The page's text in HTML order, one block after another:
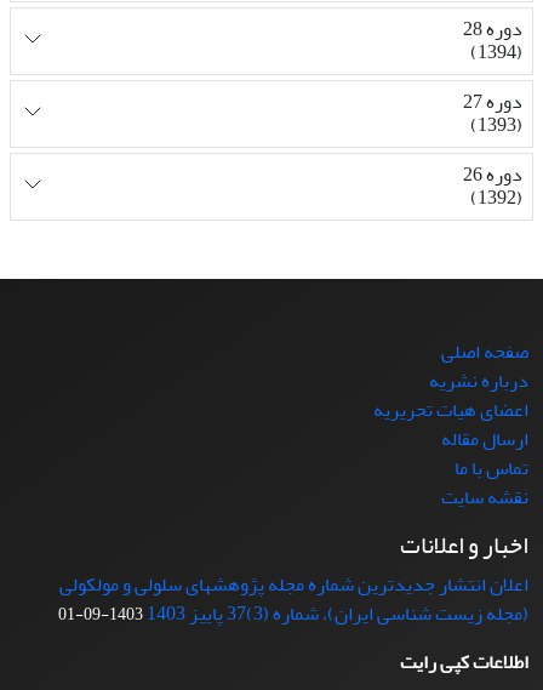
دوره 28
(1394)
دوره 27
(1393)
دوره 26
(1392)
صفحه اصلی
درباره نشریه
اعضای هیات تحریریه
ارسال مقاله
تماس با ما
نقشه سایت
اخبار و اعلانات
اعلان انتشار جدیدترین شماره مجله پژوهشهای سلولی و مولکولی
(مجله زیست شناسی ایران)، شماره (3)37 پاییز 1403
1403-09-01
اطلاعات کپی رایت